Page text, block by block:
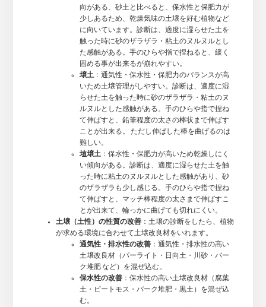
向がある、砂土と比べると、保水性と保肥力が
少しあるため、乾燥気味の土壌を好む植物など
に向いています。診断は、適度に湿らせた土を
触った時に砂のザラザラ・粘土のヌルヌルとし
た感触がある。手のひらや指で捏ねると、緩く
固める事が出来るが崩れやすい。
壌土 ：通気性・保水性・保肥力のバランスが高
いため土壌管理がしやすい。診断は、適度に湿
らせた土を触った時に砂のザラザラ・粘土のヌ
ルヌルとした感触がある。手のひらや指で捏ね
て伸ばすと、鉛筆程度の太さの棒状まで伸ばす
ことが出来る。 ただし伸ばした棒を曲げるのは
難しい。
埴壌土 ：保水性・保肥力が高いため乾燥しにく
い傾向がある。診断は、適度に湿らせた土を触
った時に粘土のヌルヌルとした感触があり、砂
のザラザラも少し感じる。手のひらや指で捏ね
て伸ばすと、マッチ棒程度の太さまで伸ばすこ
とが出来て、輪っかに曲げても切れにくい。
土壌（土性）の性質の改善：土壌の診断をしたら、植物
が求める環境に合わせて土壌改良材をいれます。
通気性・排水性の改善：通気性・排水性の高い
土壌改良材（パーライト・日向土・川砂・バー
ク堆肥 など）を混ぜ込む。
保水性の改善：保水性の高い土壌改良材（腐葉
土・ピートモス・バーク堆肥・黒土）を混ぜ込
む。